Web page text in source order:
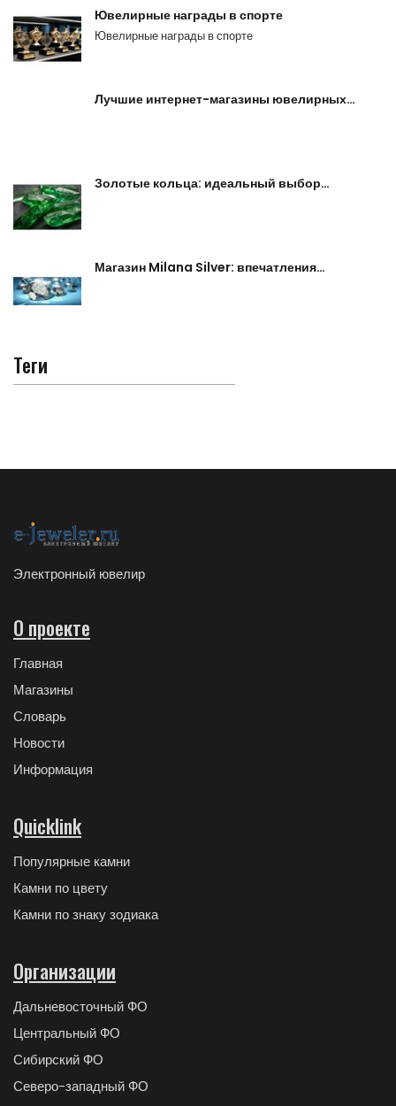
Ювелирные награды в спорте
Ювелирные награды в спорте
Лучшие интернет-магазины ювелирных…
Золотые кольца: идеальный выбор…
Магазин Milana Silver: впечатления…
Теги
Электронный ювелир
О проекте
Главная
Магазины
Словарь
Новости
Информация
Quicklink
Популярные камни
Камни по цвету
Камни по знаку зодиака
Организации
Дальневосточный ФО
Центральный ФО
Сибирский ФО
Северо-западный ФО